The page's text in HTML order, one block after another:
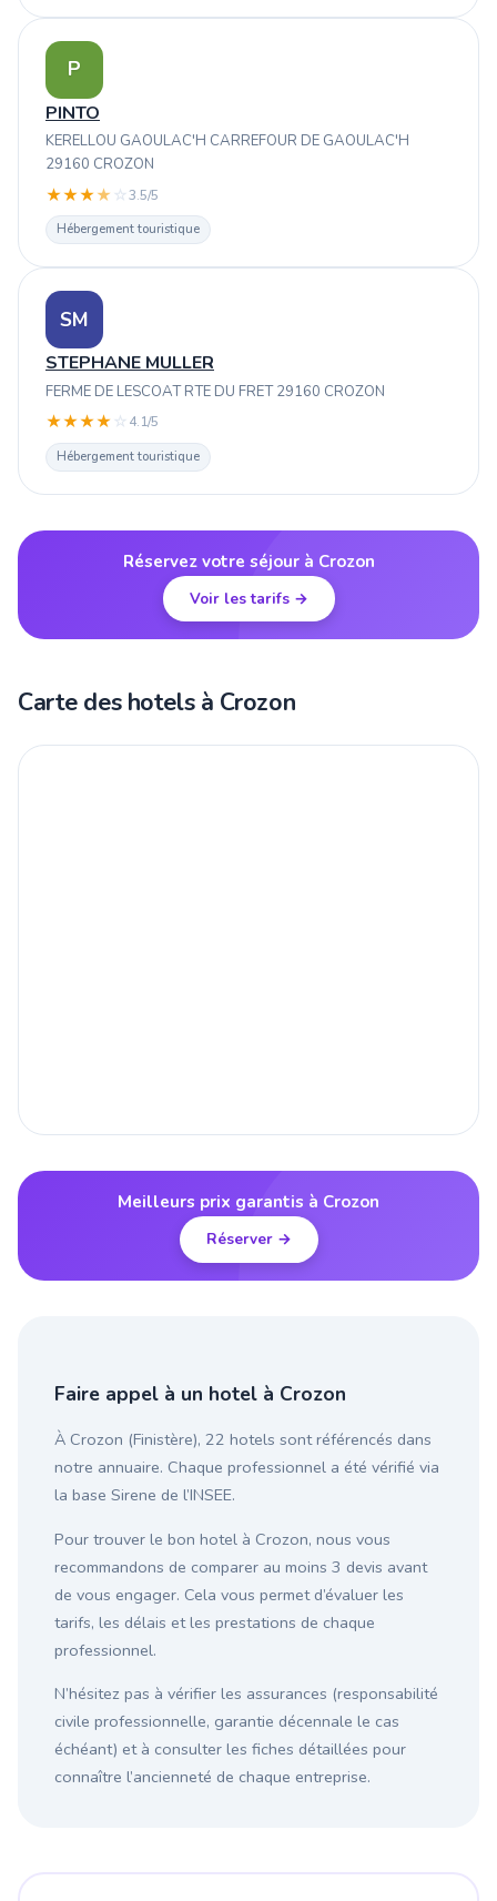
P
PINTO
KERELLOU GAOULAC'H CARREFOUR DE GAOULAC'H
29160 CROZON
★★★★ ☆3.5/5
Hébergement touristique
SM
STEPHANE MULLER
FERME DE LESCOAT RTE DU FRET 29160 CROZON
★★★★ ☆ 4.1/5
Hébergement touristique
Réservez votre séjour à Crozon
Voir les tarifs →
Carte des hotels à Crozon
Meilleurs prix garantis à Crozon
Réserver →
Faire appel à un hotel à Crozon
À Crozon (Finistère), 22 hotels sont référencés dans
notre annuaire. Chaque professionnel a été vérifié via
la base Sirene de l’INSEE.
Pour trouver le bon hotel à Crozon, nous vous
recommandons de comparer au moins 3 devis avant
de vous engager. Cela vous permet d’évaluer les
tarifs, les délais et les prestations de chaque
professionnel.
N’hésitez pas à vérifier les assurances (responsabilité
civile professionnelle, garantie décennale le cas
échéant) et à consulter les fiches détaillées pour
connaître l’ancienneté de chaque entreprise.